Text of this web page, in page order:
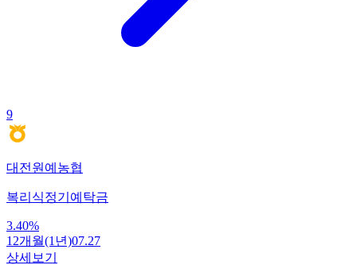
9
대전원예농협
복리식정기예탁금
3.40%
12개월(1년)07.27
상세보기